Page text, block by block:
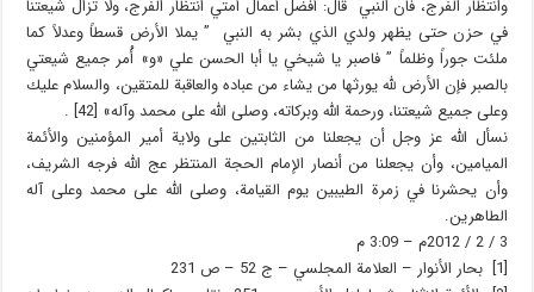
وانتظار الفرج، فان النبي قال: أفضل أعمال أمتي انتظار الفرج، ولا تزال شيعتنا
في حزن حتى يظهر ولدي الذي بشر به النبي ” يملا الأرض قسطاً وعدلاً كما
ملئت جوراً وظلماً ” فاصبر يا شيخي يا أبا الحسن علي «و» أْمر جميع شيعتي
بالصبر فإن الأرض لله يورثها من يشاء من عباده والعاقبة للمتقين، والسلام عليك
وعلى جميع شيعتنا، ورحمة الله وبركاته، وصلى الله على محمد وآله» [42] .
نسأل الله عز وجل أن يجعلنا من الثابتين على ولاية أمير المؤمنين والأئمة
الميامين، وأن يجعلنا من أنصار الإمام الحجة المنتظر عج الله فرجه الشريف،
وأن يحشرنا في زمرة الطيبين يوم القيامة، وصلى الله على محمد وعلى آله
الطاهرين.
3 / 2 / 2012م – 3:09 م
[1] بحار الأنوار – العلامة المجلسي – ج 52 – ص 231